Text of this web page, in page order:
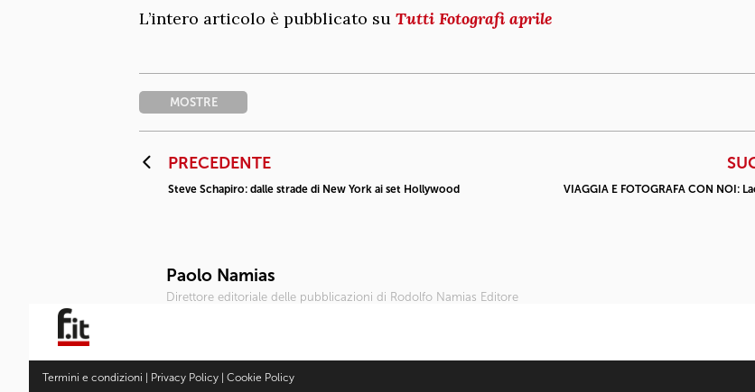
L’intero articolo è pubblicato su Tutti Fotografi aprile
MOSTRE
PRECEDENTE
Steve Schapiro: dalle strade di New York ai set Hollywood VIAGGIA E FOTOGRAFA CON NOI:
Paolo Namias
Direttore editoriale delle pubblicazioni di Rodolfo Namias Editore
Termini e condizioni Privacy Policy Cookie Policy